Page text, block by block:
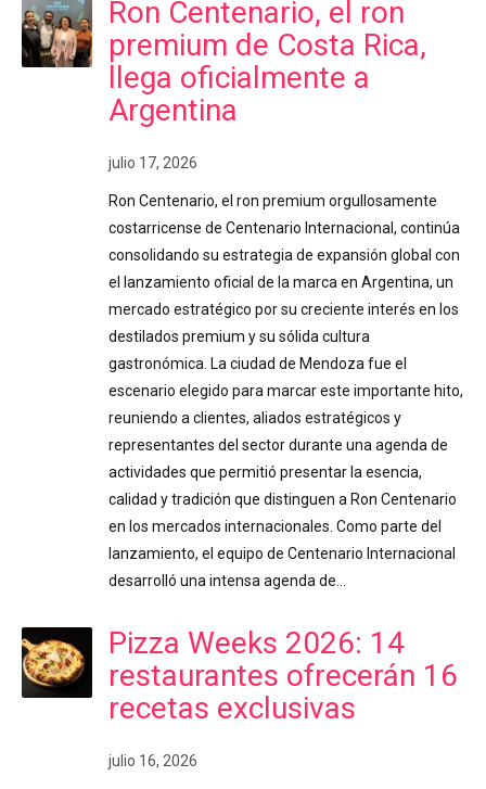
Ron Centenario, el ron
premium de Costa Rica,
llega oficialmente a
Argentina
julio 17, 2026
Ron Centenario, el ron premium orgullosamente
costarricense de Centenario Internacional, continúa
consolidando su estrategia de expansión global con
el lanzamiento oficial de la marca en Argentina, un
mercado estratégico por su creciente interés en los
destilados premium y su sólida cultura
gastronómica. La ciudad de Mendoza fue el
escenario elegido para marcar este importante hito,
reuniendo a clientes, aliados estratégicos y
representantes del sector durante una agenda de
actividades que permitió presentar la esencia,
calidad y tradición que distinguen a Ron Centenario
en los mercados internacionales. Como parte del
lanzamiento, el equipo de Centenario Internacional
desarrolló una intensa agenda de…
Pizza Weeks 2026: 14
restaurantes ofrecerán 16
recetas exclusivas
julio 16, 2026